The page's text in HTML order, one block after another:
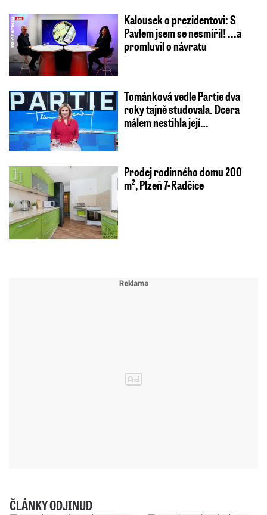
Kalousek o prezidentovi: S
Pavlem jsem se nesmířil! ...a
promluvil o návratu
Tománková vedle Partie dva
roky tajně studovala. Dcera
málem nestihla její…
Prodej rodinného domu 200
m², Plzeň 7-Radčice
ČLÁNKY ODJINUD